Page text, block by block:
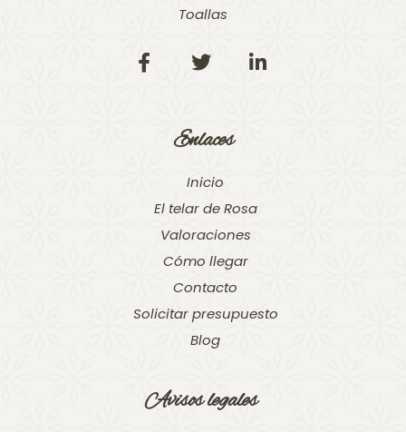
Toallas
Enlaces
Inicio
El telar de Rosa
Valoraciones
Cómo llegar
Contacto
Solicitar presupuesto
Blog
Avisos legales